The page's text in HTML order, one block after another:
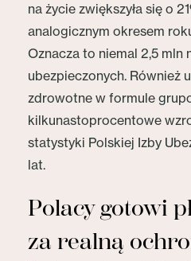
na życie zwiększyła się o
analogicznym okresem
Oznacza to niemal 2,5 mln
ubezpieczonych. Również
zdrowotne w formule
kilkunastoprocentowe
statystyki Polskiej Izby
lat.
Polacy gotowi
za realną